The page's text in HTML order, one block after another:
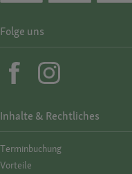
Inhalte & Rechtliches
Termin­buchung
Vorteile
Folge uns